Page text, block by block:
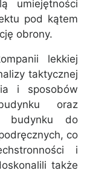
umiejętności
pod kątem
obrony.
lekkiej
taktycznej
i sposobów
oraz
budynku do
co
i
także